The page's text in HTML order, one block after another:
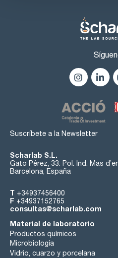
Suscríbete a la Newsletter
Scharlab S.L.
Gato Pérez, 33. Pol. Ind. Mas
Barcelona, España
T +34937456400
F +34937152765
consultas@scharlab.com
Material de laboratorio
Productos químicos
Microbiología
Vidrio, cuarzo y porcelana